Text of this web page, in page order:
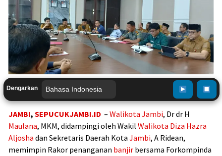
Dengarkan
JAMBI, SEPUCUKJAMBI.ID – Walikota Jambi, Dr dr H
Maulana, MKM, didampingi oleh Wakil Walikota Diza Hazra
Aljosha dan Sekretaris Daerah Kota Jambi, A Ridean,
memimpin Rakor penanganan banjir bersama Forkompinda